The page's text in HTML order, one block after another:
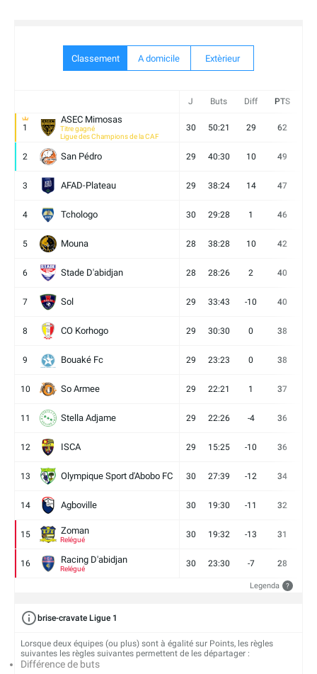
Classement A domicile Extèrieur
J Buts Diff PTS
1
ASEC Mimosas
Titre gagné
Ligue des Champions de la CAF
30 50:21 29 62
2 San Pédro 29 40:30 10 49
3 AFAD-Plateau 29 38:24 14 47
4 Tchologo 30 29:28 1 46
5 Mouna 28 38:28 10 42
6 Stade D'abidjan 28 28:26 2 40
7 Sol 29 33:43 -10 40
8 CO Korhogo 29 30:30 0 38
9 Bouaké Fc 29 23:23 0 38
10 So Armee 29 22:21 1 37
11 Stella Adjame 29 22:26 -4 36
12 ISCA 29 15:25 -10 36
13 Olympique Sport d'Abobo FC 30 27:39 -12 34
14 Agboville 30 19:30 -11 32
15 Zoman
Relégué
30 19:32 -13 31
16 Racing D'abidjan
Relégué
30 23:30 -7 28
Legenda ?
brise-cravate Ligue 1
Lorsque deux équipes (ou plus) sont à égalité sur Points, les règles
suivantes les règles suivantes permettent de les départager :
Différence de buts